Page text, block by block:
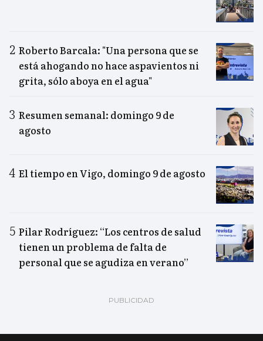
Roberto Barcala: "Una persona que se
está ahogando no hace aspavientos ni
grita, sólo aboya en el agua"
Resumen semanal: domingo 9 de
agosto
El tiempo en Vigo, domingo 9 de agosto
Pilar Rodríguez: “Los centros de salud
tienen un problema de falta de
personal que se agudiza en verano”